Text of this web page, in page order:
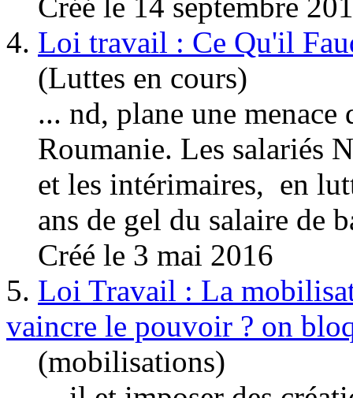
4. Loi travail : Ce Qu'il
(Luttes en cours)
... nd, plane une
Roumanie. Les salariés
et les intérimaires, en
ans de gel du salaire de
Créé le 3 mai 2016
5. Loi Travail : La
vaincre le pouvoir ? on
(mobilisations)